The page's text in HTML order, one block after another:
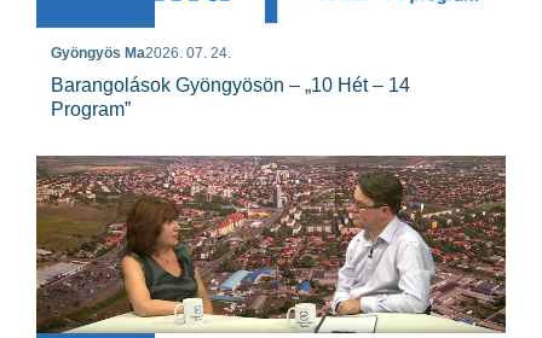
Gyöngyös Ma2026. 07. 24.
Barangolások Gyöngyösön – „10 Hét – 14
Program”